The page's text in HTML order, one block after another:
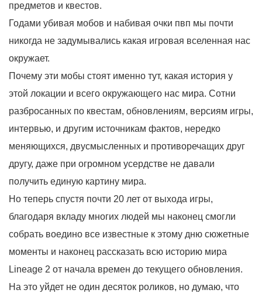
предметов и квестов.
Годами убивая мобов и набивая очки пвп мы почти
никогда не задумывались какая игровая вселенная нас
окружает.
Почему эти мобы стоят именно тут, какая история у
этой локации и всего окружающего нас мира. Сотни
разбросанных по квестам, обновлениям, версиям игры,
интервью, и другим источникам фактов, нередко
меняющихся, двусмысленных и противоречащих друг
другу, даже при огромном усердстве не давали
получить единую картину мира.
Но теперь спустя почти 20 лет от выхода игры,
благодаря вкладу многих людей мы наконец смогли
собрать воедино все известные к этому дню сюжетные
моменты и наконец рассказать всю историю мира
Lineage 2 от начала времен до текущего обновления.
На это уйдет не один десяток роликов, но думаю, что